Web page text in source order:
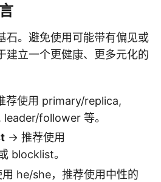
石。避免使用可能带有偏见或
建立一个更健康、更多元化的
荐使用 primary/replica,
follower 等。
-> 推荐使用
blocklist。
用 he/she，推荐使用中性的